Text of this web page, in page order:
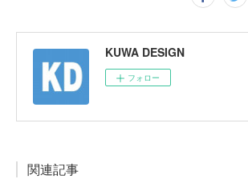
KUWA DESIGN
フォロー
関連記事